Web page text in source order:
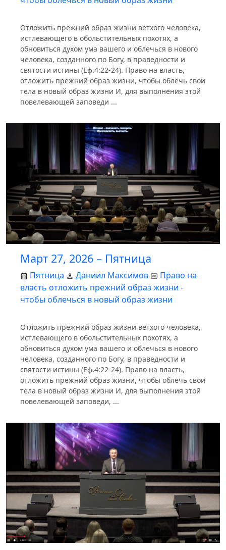
Отложить прежний образ жизни ветхого человека,
истлевающего в обольстительных похотях, а
обновиться духом ума вашего и облечься в нового
человека, созданного по Богу, в праведности и
святости истины (Еф.4:22-24). Право на власть,
отложить прежний образ жизни, чтобы облечь свои
тела в новый образ жизни И, для выполнения этой
повелевающей заповеди ...
Март 27, 2026 – Пятница
Пятница Даниил Максимов
Право на
власть отложить прежний образ жизни -
чтобы облечься в новый образ жизни
Отложить прежний образ жизни ветхого человека,
истлевающего в обольстительных похотях, а
обновиться духом ума вашего и облечься в нового
человека, созданного по Богу, в праведности и
святости истины (Еф.4:22-24). Право на власть,
отложить прежний образ жизни, чтобы облечь свои
тела в новый образ жизни И, для выполнения этой
повелевающей заповеди, ...